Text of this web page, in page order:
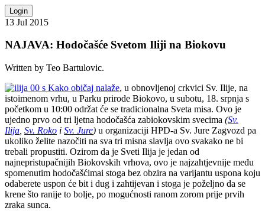
13 Jul 2015
NAJAVA: Hodočašće Svetom Iliji na Biokovu
Written by Teo Bartulovic.
Kako običaj nalaže, u obnovljenoj crkvici Sv. Ilije, na
istoimenom vrhu, u Parku prirode Biokovo, u subotu, 18. srpnja s
početkom u 10:00 održat će se tradicionalna Sveta misa. Ovo je
ujedno prvo od tri ljetna hodočašća zabiokovskim svecima (Sv.
Ilija Sv. Roko i Sv. Jure) u organizaciji HPD-a Sv. Jure Zagvozd pa
ukoliko želite nazočiti na sva tri misna slavlja ovo svakako ne bi
trebali propustiti. Ozirom da je Sveti Ilija je jedan od
najnepristupačnijih Biokovskih vrhova, ovo je najzahtjevnije među
spomenutim hodočašćimai stoga bez obzira na varijantu uspona koju
odaberete uspon će bit i dug i zahtijevan i stoga je poželjno da se
krene što ranije to bolje, po mogućnosti ranom zorom prije prvih
zraka sunca.